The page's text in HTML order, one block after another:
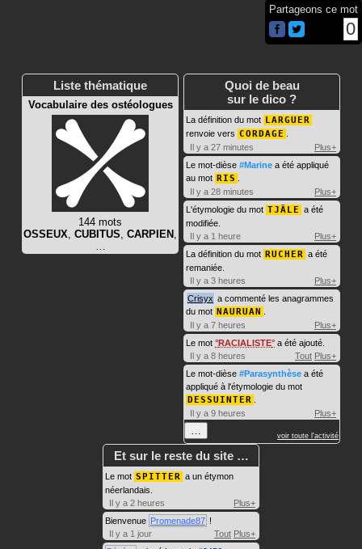
Partageons ce mot
0
Liste thématique
Vocabulaire des ostéologues
144 mots
OSSEUX, CUBITUS, CARPIEN ,
…
Quoi de beau
sur le dico ?
La définition du mot LARGUER
renvoie vers CORDAGE
Il y a 27 minutes
Plus+
Le mot-dièse #Marine a été appliqué
au mot RIS
Il y a 28 minutes
Plus+
L'étymologie du mot TJÄLE a été
modifiée.
Il y a 1 heure
Plus+
La définition du mot RUCHER a été
remaniée.
Il y a 3 heures
Plus+
Crisyx a commenté les anagrammes
du mot NAURUAN
Il y a 7 heures
Plus+
Le mot RACIALISTE a été ajouté.
Il y a 8 heures
Tout Plus+
Le mot-dièse #Parasynthèse a été
appliqué à l'étymologie du mot
DESSUINTER
Il y a 9 heures
Plus+
… voir toute l'activité
Et sur le reste du site …
Le mot SPITTER a un étymon
néerlandais.
Il y a 2 heures
Plus+
Bienvenue Promenade87 !
Il y a 1 jour
Tout Plus+